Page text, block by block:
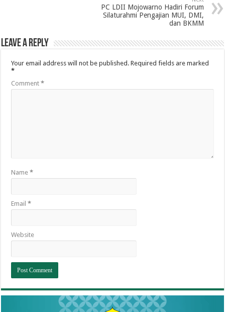
PC LDII Mojowarno Hadiri Forum
Silaturahmi Pengajian MUI, DMI,
dan BKMM
Leave a Reply
Your email address will not be published. Required fields are marked
*
Comment*
Name*
Email*
Website